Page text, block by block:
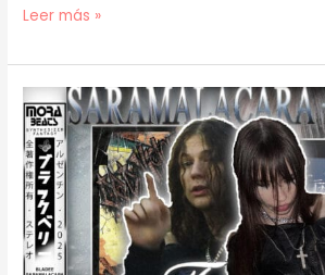
[
]
Cómo
Hacer
LOOPS
ÚNICOS
(melodías
+
texturas)
Leer más »